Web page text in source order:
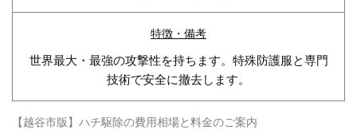
世界最大・最強の攻撃性を持ちます。特殊防護服と専門
技術で安全に撤去します。
【越谷市版】ハチ駆除の費用相場と料金のご案内